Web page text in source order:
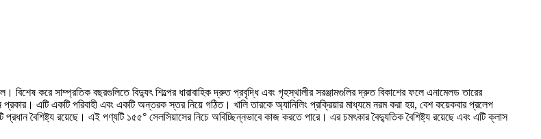
বিশেষ করে সাম্প্রতিক বছরগুলিতে বিদ্যুৎ শিল্পের ধারাবাহিক দ্রুত প্রবৃদ্ধি এবং গৃহস্থালীর সরঞ্জামগুলির দ্রুত বিকাশের ফলে এনামেলড তারের
এটি একটি পরিবাহী এবং একটি অন্তরক স্তর নিয়ে গঠিত। খালি তারকে অ্যানিলিং প্রক্রিয়ার মাধ্যমে নরম করা হয়, বেশ কয়েকবার প্রলেপ
বৈশিষ্ট্য রয়েছে। এই পণ্যটি ১৫৫° সেলসিয়াসের নিচে অবিচ্ছিন্নভাবে কাজ করতে পারে। এর চমৎকার বৈদ্যুতিক বৈশিষ্ট্য রয়েছে এবং এটি ক্লাস